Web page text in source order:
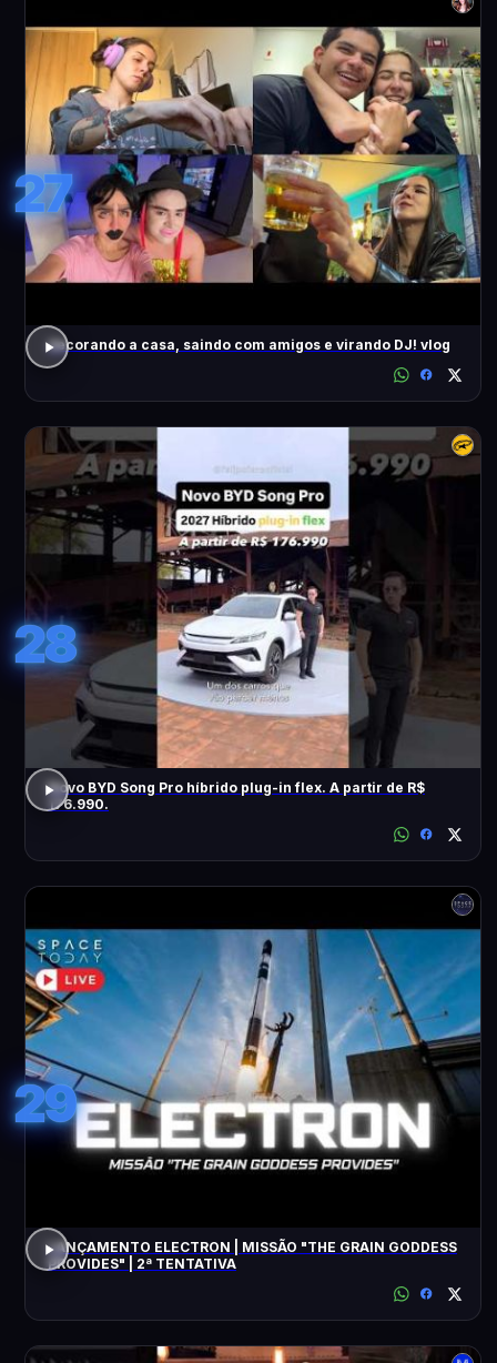
27
decorando a casa, saindo com amigos e virando DJ! vlog
28
Novo BYD Song Pro híbrido plug-in flex. A partir de R$
176.990.
29
LANÇAMENTO ELECTRON | MISSÃO "THE GRAIN GODDESS
PROVIDES" | 2ª TENTATIVA